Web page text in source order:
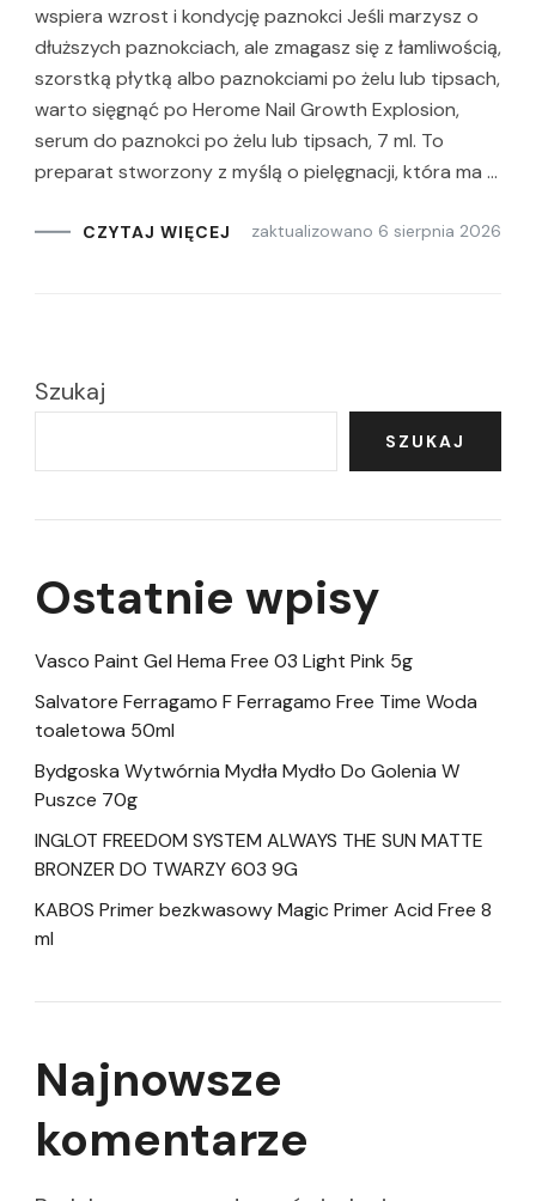
wspiera wzrost i kondycję paznokci Jeśli marzysz o
dłuższych paznokciach, ale zmagasz się z łamliwością,
szorstką płytką albo paznokciami po żelu lub tipsach,
warto sięgnąć po Herome Nail Growth Explosion,
serum do paznokci po żelu lub tipsach, 7 ml. To
preparat stworzony z myślą o pielęgnacji, która ma …
CZYTAJ WIĘCEJ zaktualizowano 6 sierpnia 2026
Szukaj
SZUKAJ
Ostatnie wpisy
Vasco Paint Gel Hema Free 03 Light Pink 5g
Salvatore Ferragamo F Ferragamo Free Time Woda
toaletowa 50ml
Bydgoska Wytwórnia Mydła Mydło Do Golenia W
Puszce 70g
INGLOT FREEDOM SYSTEM ALWAYS THE SUN MATTE
BRONZER DO TWARZY 603 9G
KABOS Primer bezkwasowy Magic Primer Acid Free 8
ml
Najnowsze
komentarze